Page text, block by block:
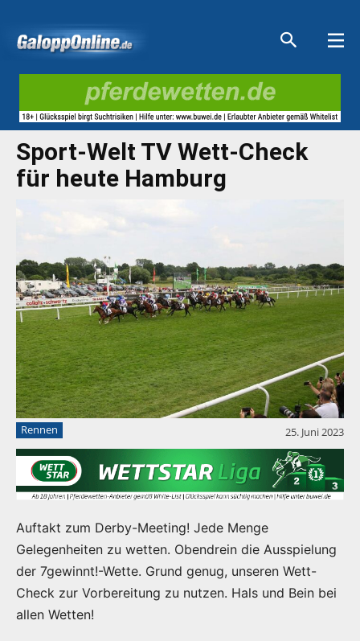
Sport-Welt TV Wett-Check
für heute Hamburg
Rennen 25. Juni 2023
Auftakt zum Derby-Meeting! Jede Menge
Gelegenheiten zu wetten. Obendrein die Ausspielung
der 7gewinnt!-Wette. Grund genug, unseren Wett-
Check zur Vorbereitung zu nutzen. Hals und Bein bei
allen Wetten!